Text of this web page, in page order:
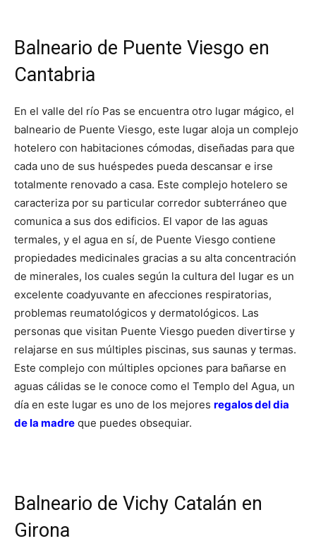
Balneario de Puente Viesgo en
Cantabria
En el valle del río Pas se encuentra otro lugar mágico, el
balneario de Puente Viesgo, este lugar aloja un complejo
hotelero con habitaciones cómodas, diseñadas para que
cada uno de sus huéspedes pueda descansar e irse
totalmente renovado a casa. Este complejo hotelero se
caracteriza por su particular corredor subterráneo que
comunica a sus dos edificios. El vapor de las aguas
termales, y el agua en sí, de Puente Viesgo contiene
propiedades medicinales gracias a su alta concentración
de minerales, los cuales según la cultura del lugar es un
excelente coadyuvante en afecciones respiratorias,
problemas reumatológicos y dermatológicos. Las
personas que visitan Puente Viesgo pueden divertirse y
relajarse en sus múltiples piscinas, sus saunas y termas.
Este complejo con múltiples opciones para bañarse en
aguas cálidas se le conoce como el Templo del Agua, un
día en este lugar es uno de los mejores regalos del dia
de la madre que puedes obsequiar.
Balneario de Vichy Catalán en
Girona